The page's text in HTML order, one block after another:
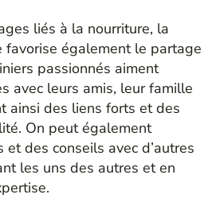
liés à la nourriture, la
également le partage
passionnés aiment
avec leurs amis, leur famille
ainsi des liens forts et des
On peut également
des conseils avec d’autres
les uns des autres et en